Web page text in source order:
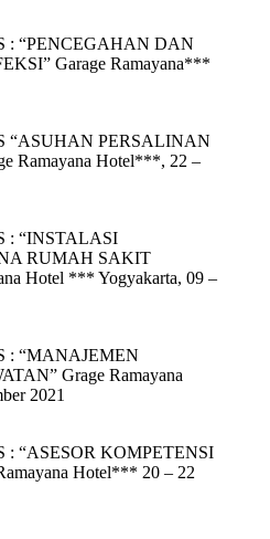
: “PENCEGAHAN DAN
Garage Ramayana***
“ASUHAN PERSALINAN
Ramayana Hotel***, 22 –
: “INSTALASI
RUMAH SAKIT
Hotel *** Yogyakarta, 09 –
: “MANAJEMEN
Grage Ramayana
2021
“ASESOR KOMPETENSI
Hotel*** 20 – 22